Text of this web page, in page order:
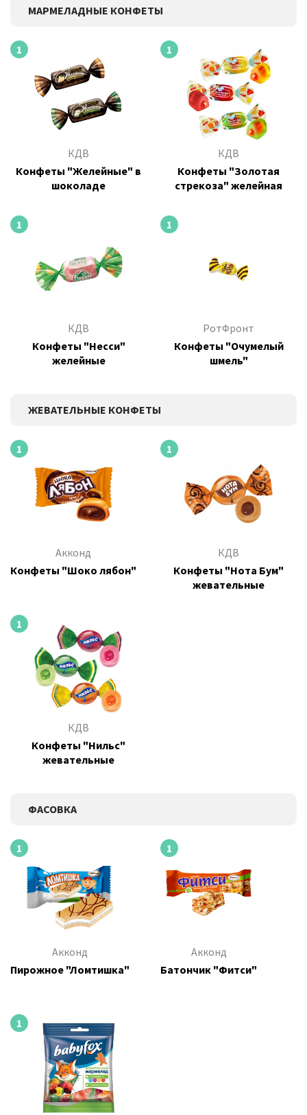
МАРМЕЛАДНЫЕ КОНФЕТЫ
1
КДВ
Конфеты "Желейные" в
шоколаде
1
КДВ
Конфеты "Золотая
стрекоза" желейная
1
КДВ
Конфеты "Несси"
желейные
1
РотФронт
Конфеты "Очумелый
шмель"
ЖЕВАТЕЛЬНЫЕ КОНФЕТЫ
1
Акконд
Конфеты "Шоко лябон"
1
КДВ
Конфеты "Нота Бум"
жевательные
1
КДВ
Конфеты "Нильс"
жевательные
ФАСОВКА
1
Акконд
Пирожное "Ломтишка"
1
Акконд
Батончик "Фитси"
1